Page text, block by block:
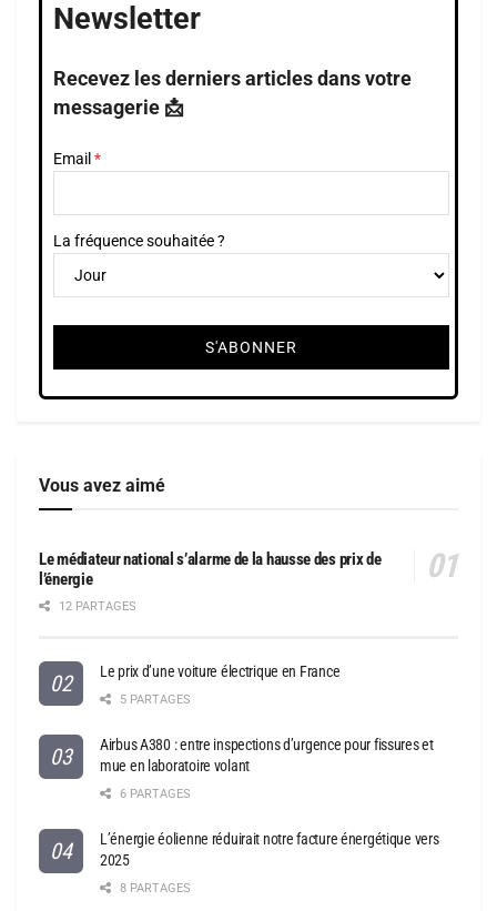
Newsletter
Recevez les derniers articles dans votre
messagerie 📩
Email
La fréquence souhaitée ?
Vous avez aimé
Le médiateur national s’alarme de la hausse des prix de
l’énergie
12 PARTAGES
Le prix d’une voiture électrique en France
5 PARTAGES
Airbus A380 : entre inspections d’urgence pour fissures et
mue en laboratoire volant
6 PARTAGES
L’énergie éolienne réduirait notre facture énergétique vers
2025
8 PARTAGES